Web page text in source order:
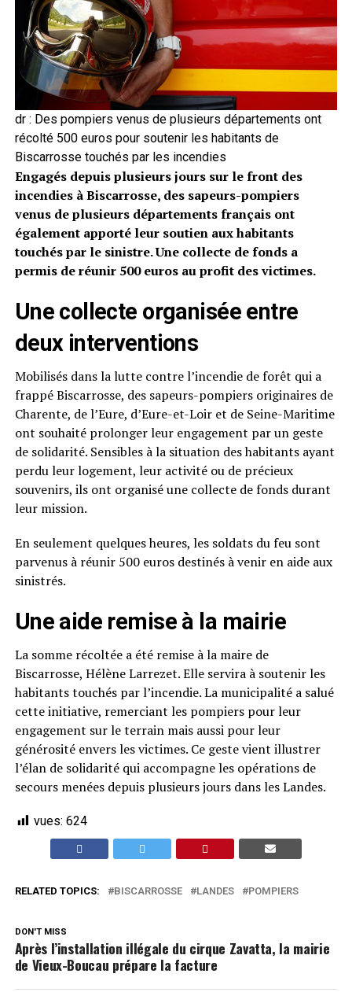
dr : Des pompiers venus de plusieurs départements ont
récolté 500 euros pour soutenir les habitants de
Biscarrosse touchés par les incendies
Engagés depuis plusieurs jours sur le front des
incendies à Biscarrosse, des sapeurs-pompiers
venus de plusieurs départements français ont
également apporté leur soutien aux habitants
touchés par le sinistre. Une collecte de fonds a
permis de réunir 500 euros au profit des victimes.
Une collecte organisée entre
deux interventions
Mobilisés dans la lutte contre l’incendie de forêt qui a
frappé Biscarrosse, des sapeurs-pompiers originaires de
Charente, de l’Eure, d’Eure-et-Loir et de Seine-Maritime
ont souhaité prolonger leur engagement par un geste
de solidarité. Sensibles à la situation des habitants ayant
perdu leur logement, leur activité ou de précieux
souvenirs, ils ont organisé une collecte de fonds durant
leur mission.
En seulement quelques heures, les soldats du feu sont
parvenus à réunir 500 euros destinés à venir en aide aux
sinistrés.
Une aide remise à la mairie
La somme récoltée a été remise à la maire de
Biscarrosse, Hélène Larrezet. Elle servira à soutenir les
habitants touchés par l’incendie. La municipalité a salué
cette initiative, remerciant les pompiers pour leur
engagement sur le terrain mais aussi pour leur
générosité envers les victimes. Ce geste vient illustrer
l’élan de solidarité qui accompagne les opérations de
secours menées depuis plusieurs jours dans les Landes.
vues: 624
RELATED TOPICS: BISCARROSSE LANDES POMPIERS
DON'T MISS
Après l’installation illégale du cirque Zavatta, la mairie
de Vieux-Boucau prépare la facture